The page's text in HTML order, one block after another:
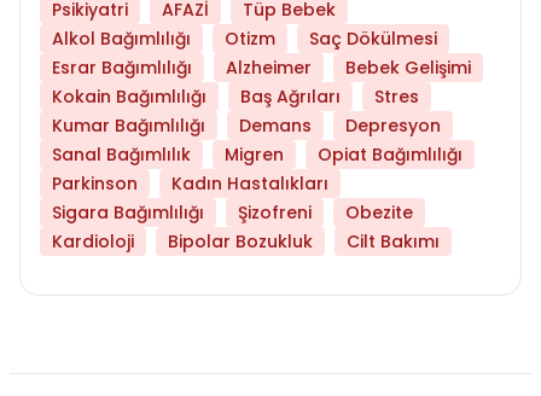
Psikiyatri AFAZİ
Tüp Bebek
Alkol Bağımlılığı
Otizm
Saç Dökülmesi
Esrar Bağımlılığı
Alzheimer
Bebek Gelişimi
Kokain Bağımlılığı
Baş Ağrıları
Stres
Kumar Bağımlılığı
Demans
Depresyon
Sanal Bağımlılık
Migren
Opiat Bağımlılığı
Parkinson
Kadın Hastalıkları
Sigara Bağımlılığı
Şizofreni
Obezite
Kardioloji
Bipolar Bozukluk Cilt Bakımı